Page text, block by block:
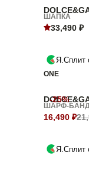
ШАПКА
33,490 ₽
Я.Сплит
ONE
-25%
ШАРФ-
16,490 ₽
Я.Сплит